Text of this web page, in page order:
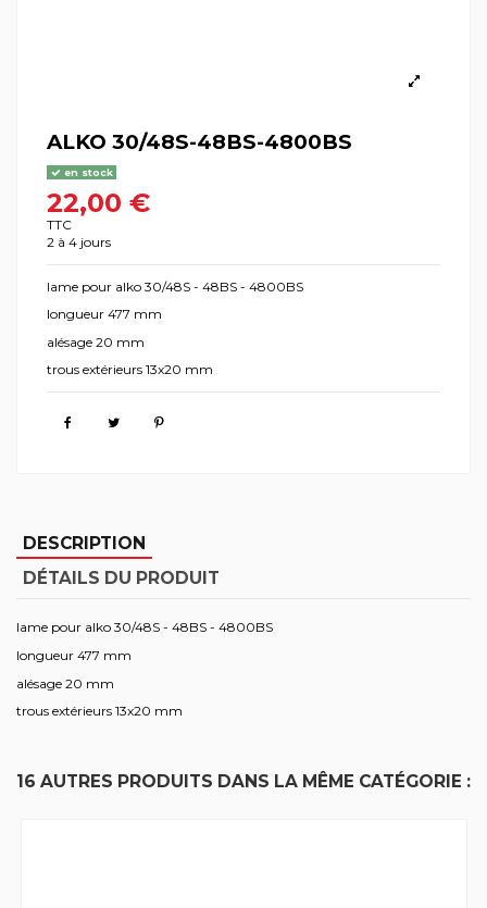
ALKO 30/48S-48BS-4800BS
en stock
22,00 €
TTC
2 à 4 jours
lame pour alko 30/48S - 48BS - 4800BS
longueur 477 mm
alésage 20 mm
trous extérieurs 13x20 mm
DESCRIPTION
DÉTAILS DU PRODUIT
lame pour alko 30/48S - 48BS - 4800BS
longueur 477 mm
alésage 20 mm
trous extérieurs 13x20 mm
16 AUTRES PRODUITS DANS LA MÊME CATÉGORIE :